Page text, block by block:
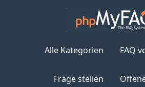
Alle Kategorien FAQ
Frage stellen